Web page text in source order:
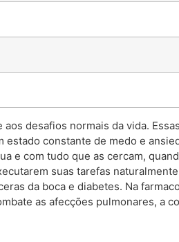
desafios normais da vida.
constante de medo e
e com tudo que as cercam,
suas tarefas
da boca e diabetes. Na
as afecções pulmonares, a